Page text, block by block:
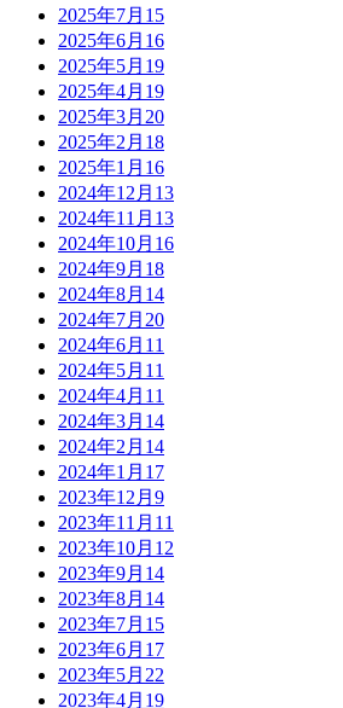
2025年7月 15
2025年6月 16
2025年5月 19
2025年4月 19
2025年3月 20
2025年2月 18
2025年1月 16
2024年12月 13
2024年11月 13
2024年10月 16
2024年9月 18
2024年8月 14
2024年7月 20
2024年6月 11
2024年5月 11
2024年4月 11
2024年3月 14
2024年2月 14
2024年1月 17
2023年12月 9
2023年11月 11
2023年10月 12
2023年9月 14
2023年8月 14
2023年7月 15
2023年6月 17
2023年5月 22
2023年4月 19